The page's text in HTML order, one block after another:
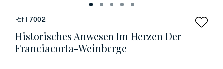
Ref | 7002
Historisches Anwesen Im Herzen Der
Franciacorta-Weinberge